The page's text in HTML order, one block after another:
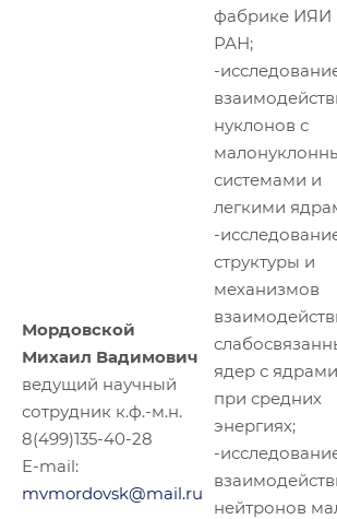
Мордовской
Михаил Вадимович
ведущий научный
сотрудник к.ф.-м.н.
8(499)135-40-28
E-mail:
mvmordovsk@mail.ru
фабрике ИЯИ
РАН;
-
нуклонов с
системами и
легкими
-
структуры и
механизмов
ядер с ядрами
при средних
энергиях;
-
нейтронов